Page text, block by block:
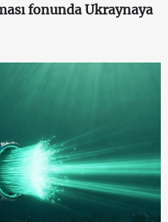
fonunda Ukraynaya